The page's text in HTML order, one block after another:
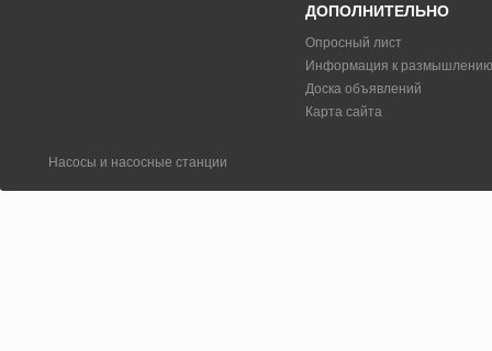
ДОПОЛНИТЕЛЬНО
Опросный лист
Информация к размышлению
Доска объявлений
Карта сайта
Насосы и насосные станции